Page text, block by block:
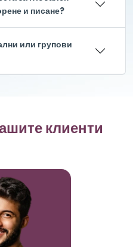
и писане?
или групови
клиенти